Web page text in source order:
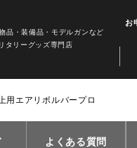
品・装備品・モデルガンなど
タリーグッズ専門店
お
用エアリボルバープロ
よくある質問